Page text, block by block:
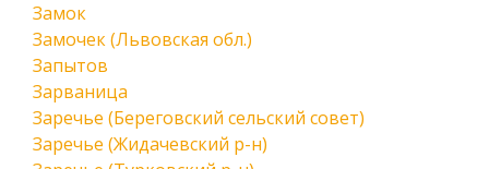
Замок
Замочек (Львовская обл.)
Запытов
Зарваница
Заречье (Береговский сельский совет)
Заречье (Жидачевский р-н)